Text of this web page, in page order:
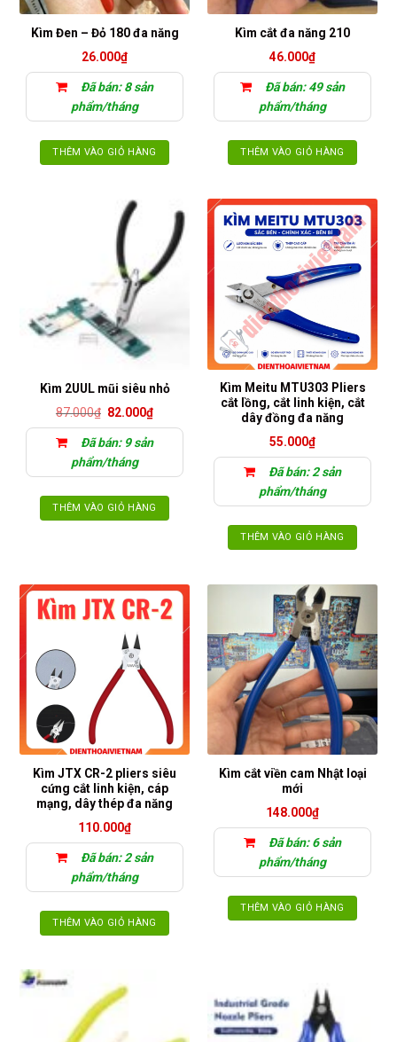
Kìm Đen – Đỏ 180 đa năng
26.000₫
Đã bán: 8 sản
phẩm/tháng
THÊM VÀO GIỎ HÀNG
Kìm cắt đa năng 210
46.000₫
Đã bán: 49 sản
phẩm/tháng
THÊM VÀO GIỎ HÀNG
Kìm 2UUL mũi siêu nhỏ
87.000₫ Giá
là:
87.000₫.
82.000₫Giá
là:
Đã bán: 9 sản
phẩm/tháng
THÊM VÀO GIỎ HÀNG
Kìm Meitu MTU303 Pliers
cắt lồng, cắt linh kiện, cắt
dây đồng đa năng
55.000₫
Đã bán: 2 sản
phẩm/tháng
THÊM VÀO GIỎ HÀNG
Kìm JTX CR-2 pliers siêu
cứng cắt linh kiện, cáp
mạng, dây thép đa năng
110.000₫
Đã bán: 2 sản
phẩm/tháng
THÊM VÀO GIỎ HÀNG
Kìm cắt viền cam Nhật loại
mới
148.000₫
Đã bán: 6 sản
phẩm/tháng
THÊM VÀO GIỎ HÀNG